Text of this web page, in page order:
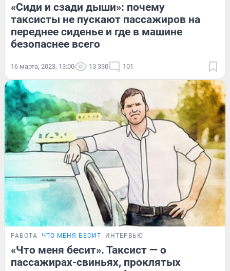
«Сиди и сзади дыши»: почему
таксисты не пускают пассажиров на
переднее сиденье и где в машине
безопаснее всего
16 марта, 2023, 13:00 13 330 101
РАБОТА ЧТО МЕНЯ БЕСИТ ИНТЕРВЬЮ
«Что меня бесит». Таксист — о
пассажирах-свиньях, проклятых